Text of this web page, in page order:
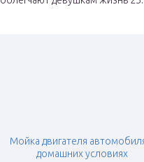
Мойка двигателя
домашних условиях